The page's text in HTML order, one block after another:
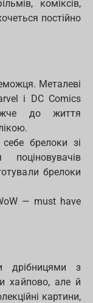
коміксів,
постійно
Металеві
і DC Comics
до життя
брелоки зі
брелоки
— must have
дрібницями з
хайпово, але й
картини,